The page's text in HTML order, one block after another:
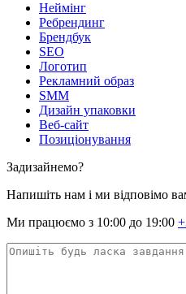
Неймінг
Ребрендинг
Брендбук
SEO
Логотип
Рекламний образ
SMM
Дизайн упаковки
Веб-сайт
Позиціонування
Задизайнемо?
Напишіть нам і ми відповімо
Ми працюємо з 10:00 до 19:00